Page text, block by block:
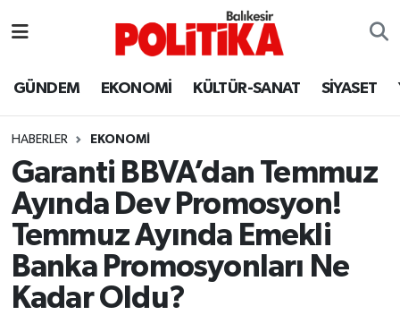
GÜNDEM EKONOMİ KÜLTÜR-SANAT SİYASET
HABERLER EKONOMİ
Garanti BBVA’dan Temmuz
Ayında Dev Promosyon!
Temmuz Ayında Emekli
Banka Promosyonları Ne
Kadar Oldu?
Ayvalık
Bandırma
Bigadiç
BİYOGRAFİLER
Balıkesir Hava Durumu
Balıkesir Namaz Vakitleri
Balıkesir Trafik Yoğunluk Haritası
Süper Lig Puan Durumu ve Fikstür
Tüm Manşetler